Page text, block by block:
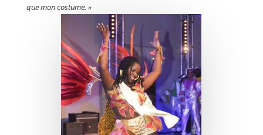
que mon costume. »